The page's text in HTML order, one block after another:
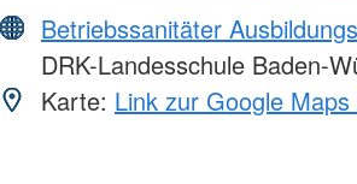
Betriebssanitäter
DRK-Landesschule Baden-
Karte: Link zur Google Maps